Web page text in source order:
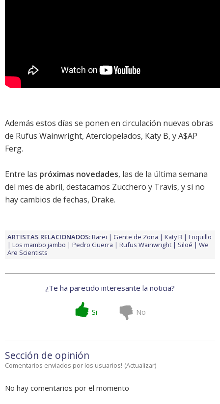
Además estos días se ponen en circulación nuevas obras
de Rufus Wainwright, Aterciopelados, Katy B, yA$AP
Ferg.
Entre las próximas novedades, las de la última semana
del mes de abril, destacamos Zucchero y Travis, y si no
hay cambios de fechas, Drake.
ARTISTAS RELACIONADOS:Barei Gente de Zona Katy B
Loquillo
Los mambo jambo
Pedro Guerra Rufus Wainwright Siloé
We
Are Scientists
¿Te ha parecido interesante la noticia?
Si No
Sección de opinión
Comentarios enviados por los usuarios! (Actualizar)
No hay comentarios por el momento